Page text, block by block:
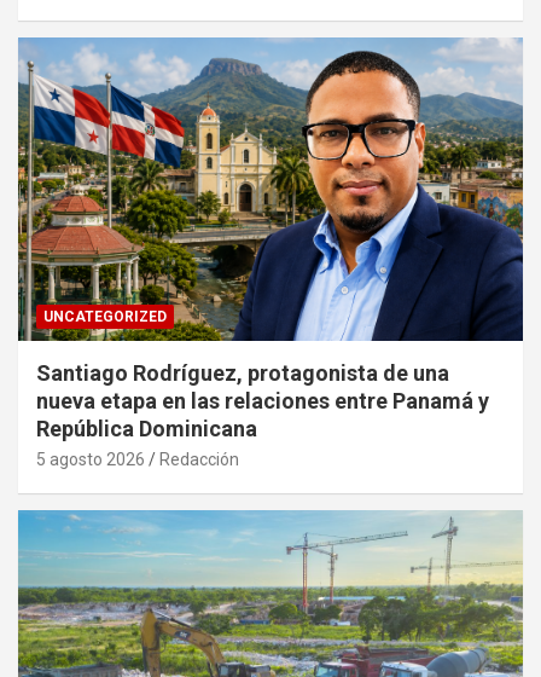
UNCATEGORIZED
Santiago Rodríguez, protagonista de una
nueva etapa en las relaciones entre Panamá y
República Dominicana
5 agosto 2026 Redacción